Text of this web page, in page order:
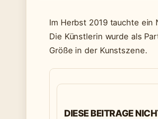
Im Herbst 2019 tauchte ein
Die Künstlerin wurde als
Größe in der Kunstszene.
DIESE BEITRAGE